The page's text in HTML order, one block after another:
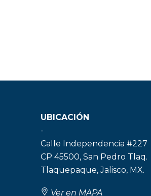
UBICACIÓN
-
Calle Independencia #227
CP 45500, San Pedro Tlaq.
Tlaquepaque, Jalisco, MX.
Ver en MAPA